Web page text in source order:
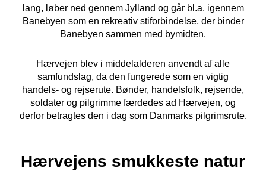
lang, løber ned gennem Jylland og går bl.a. igennem
Banebyen som en rekreativ stiforbindelse, der binder
Banebyen sammen med bymidten.
Hærvejen blev i middelalderen anvendt af alle
samfundslag, da den fungerede som en vigtig
handels- og rejserute. Bønder, handelsfolk, rejsende,
soldater og pilgrimme færdedes ad Hærvejen, og
derfor betragtes den i dag som Danmarks pilgrimsrute.
Hærvejens smukkeste natur